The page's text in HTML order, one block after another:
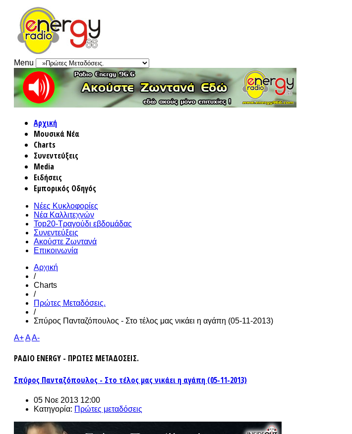
Menu
Αρχική
Μουσικά Νέα
Charts
Συνεντεύξεις
Media
Ειδήσεις
Εμπορικός Οδηγός
Νέες Κυκλοφορίες
Νέα Καλλιτεχνών
Top20-Τραγούδι εβδομάδας
Συνεντεύξεις
Ακούστε Ζωντανά
Επικοινωνία
Αρχική
/
Charts
/
Πρώτες Μεταδόσεις.
/
Σπύρος Πανταζόπουλος - Στο τέλος μας νικάει η αγάπη (05-11-2013)
A+AA-
ΡΑΔΙΟ ENERGY - ΠΡΩΤΕΣ ΜΕΤΑΔΟΣΕΙΣ.
Σπύρος Πανταζόπουλος - Στο τέλος μας νικάει η αγάπη (05-11-2013)
05 Νοε 2013 12:00
Κατηγορία: Πρώτες μεταδόσεις